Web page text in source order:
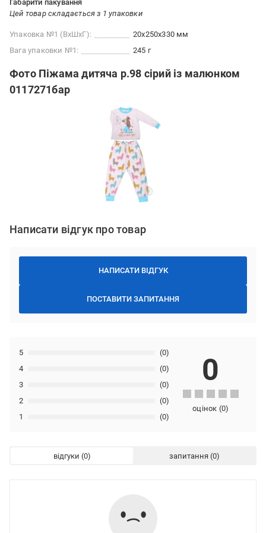
Габарити пакування
Цей товар складається з 1 упаковки
Упаковка №1 (ВхШхГ):
20x250x330 мм
Вага упаковки №1:
245 г
Фото Піжама дитяча р.98 сірий із малюнком
0117271бар
Написати відгук про товар
НАПИСАТИ ВІДГУК
ПОСТАВИТИ ЗАПИТАННЯ
1 (0)
2 (0)
3 (0)
4 (0)
5 (0)
0
оцінок (0)
відгуки запитання